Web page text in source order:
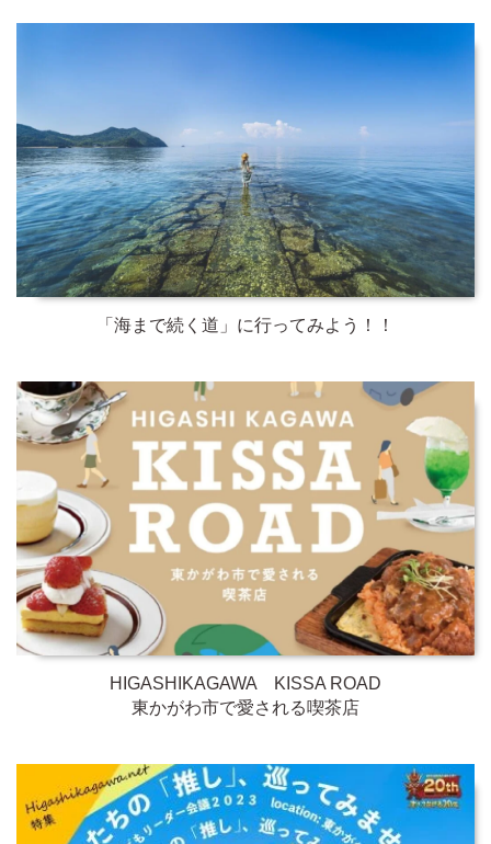
「海まで続く道」に行ってみよう！！
HIGASHIKAGAWA KISSA ROAD
東かがわ市で愛される喫茶店